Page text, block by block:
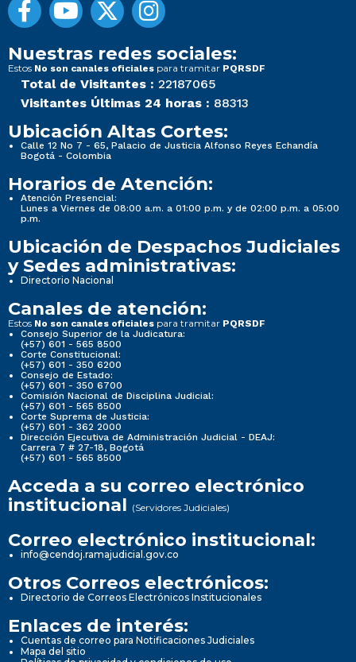
Nuestras redes sociales:
Estos No son canales oficiales para tramitar PQRSDF
Total de Visitantes : 22187065
Visitantes Últimas 24 horas : 88313
Ubicación Altas Cortes:
Calle 12 No 7 - 65, Palacio de Justicia Alfonso Reyes Echandía
Bogotá - Colombia
Horarios de Atención:
Atención Presencial:
Lunes a Viernes de 08:00 a.m. a 01:00 p.m. y de 02:00 p.m. a 05:00
p.m.
Ubicación de Despachos Judiciales
y Sedes administrativas:
Directorio Nacional
Canales de atención:
Estos No son canales oficiales para tramitar PQRSDF
Consejo Superior de la Judicatura:
(+57) 601 - 565 8500
Corte Constitucional:
(+57) 601 - 350 6200
Consejo de Estado:
(+57) 601 - 350 6700
Comisión Nacional de Disciplina Judicial:
(+57) 601 - 565 8500
Corte Suprema de Justicia:
(+57) 601 - 362 2000
Dirección Ejecutiva de Administración Judicial - DEAJ:
Carrera 7 # 27-18, Bogotá
(+57) 601 - 565 8500
Acceda a su correo electrónico
institucional (Servidores Judiciales)
Correo electrónico institucional:
info@cendoj.ramajudicial.gov.co
Otros Correos electrónicos:
Directorio de Correos Electrónicos Institucionales
Enlaces de interés:
Cuentas de correo para Notificaciones Judiciales
Mapa del sitio